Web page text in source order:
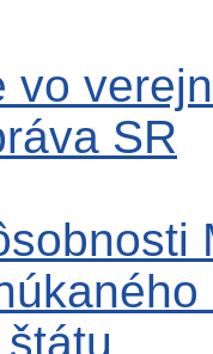
vo
SR